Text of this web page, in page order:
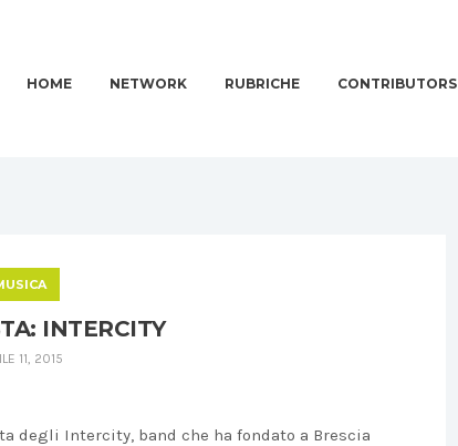
HOME NETWORK RUBRICHE CONTRIBUTORS
INTERCITY
11, 2015
degli Intercity, band che ha fondato a Brescia